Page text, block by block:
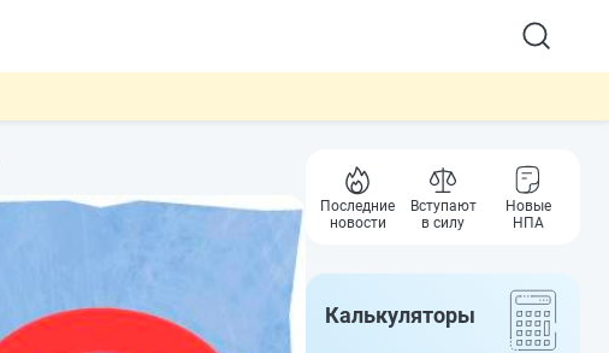
Последние
новости
Вступают
в силу
Новые
НПА
Калькуляторы